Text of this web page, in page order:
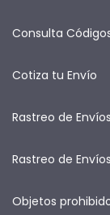
Consulta
Cotiza tu Envío
Rastreo de
Rastreo de
Objetos